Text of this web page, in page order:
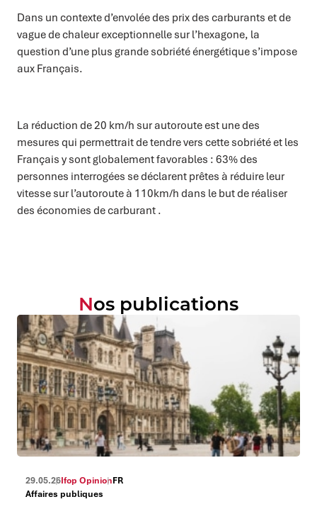
Dans un contexte d’envolée des prix des carburants et de
vague de chaleur exceptionnelle sur l’hexagone, la
question d’une plus grande sobriété énergétique s’impose
aux Français.
La réduction de 20 km/h sur autoroute est une des
mesures qui permettrait de tendre vers cette sobriété et les
Français y sont globalement favorables : 63% des
personnes interrogées se déclarent prêtes à réduire leur
vitesse sur l’autoroute à 110km/h dans le but de réaliser
des économies de carburant .
Nos publications
29.05.26Ifop OpinionFR
Affaires publiques